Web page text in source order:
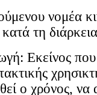
νομέα
τη
Εκείνος
ο χρόνος, να